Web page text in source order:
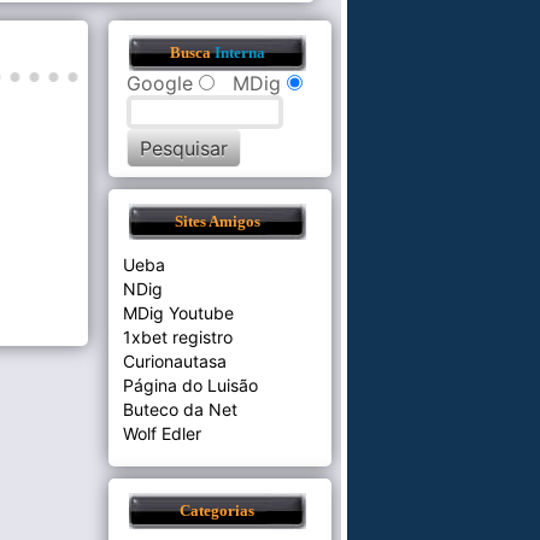
BuscaInterna
Google MDig
Sites Amigos
Ueba
NDig
MDig Youtube
1xbet registro
Curionautasa
Página do Luisão
Buteco da Net
Wolf Edler
Categorias